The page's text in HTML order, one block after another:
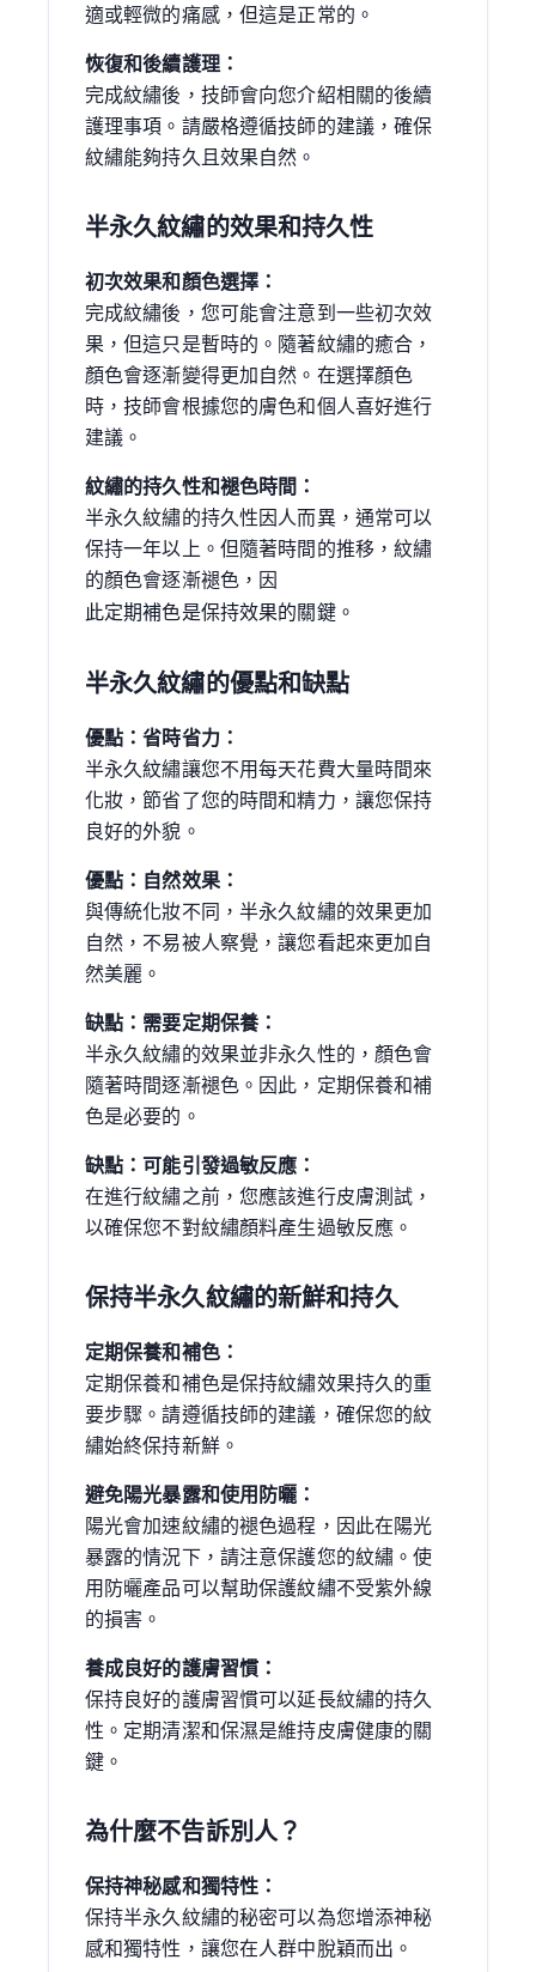
適或輕微的痛感，但這是正常的。
恢復和後續護理：
完成紋繡後，技師會向您介紹相關的後續
護理事項。請嚴格遵循技師的建議，確保
紋繡能夠持久且效果自然。
半永久紋繡的效果和持久性
初次效果和顏色選擇：
完成紋繡後，您可能會注意到一些初次效
果，但這只是暫時的。隨著紋繡的癒合，
顏色會逐漸變得更加自然。在選擇顏色
時，技師會根據您的膚色和個人喜好進行
建議。
紋繡的持久性和褪色時間：
半永久紋繡的持久性因人而異，通常可以
保持一年以上。但隨著時間的推移，紋繡
的顏色會逐漸褪色，因
此定期補色是保持效果的關鍵。
半永久紋繡的優點和缺點
優點：省時省力：
半永久紋繡讓您不用每天花費大量時間來
化妝，節省了您的時間和精力，讓您保持
良好的外貌。
優點：自然效果：
與傳統化妝不同，半永久紋繡的效果更加
自然，不易被人察覺，讓您看起來更加自
然美麗。
缺點：需要定期保養：
半永久紋繡的效果並非永久性的，顏色會
隨著時間逐漸褪色。因此，定期保養和補
色是必要的。
缺點：可能引發過敏反應：
在進行紋繡之前，您應該進行皮膚測試，
以確保您不對紋繡顏料產生過敏反應。
保持半永久紋繡的新鮮和持久
定期保養和補色：
定期保養和補色是保持紋繡效果持久的重
要步驟。請遵循技師的建議，確保您的紋
繡始終保持新鮮。
避免陽光暴露和使用防曬：
陽光會加速紋繡的褪色過程，因此在陽光
暴露的情況下，請注意保護您的紋繡。使
用防曬產品可以幫助保護紋繡不受紫外線
的損害。
養成良好的護膚習慣：
保持良好的護膚習慣可以延長紋繡的持久
性。定期清潔和保濕是維持皮膚健康的關
鍵。
為什麼不告訴別人？
保持神秘感和獨特性：
保持半永久紋繡的秘密可以為您增添神秘
感和獨特性，讓您在人群中脫穎而出。